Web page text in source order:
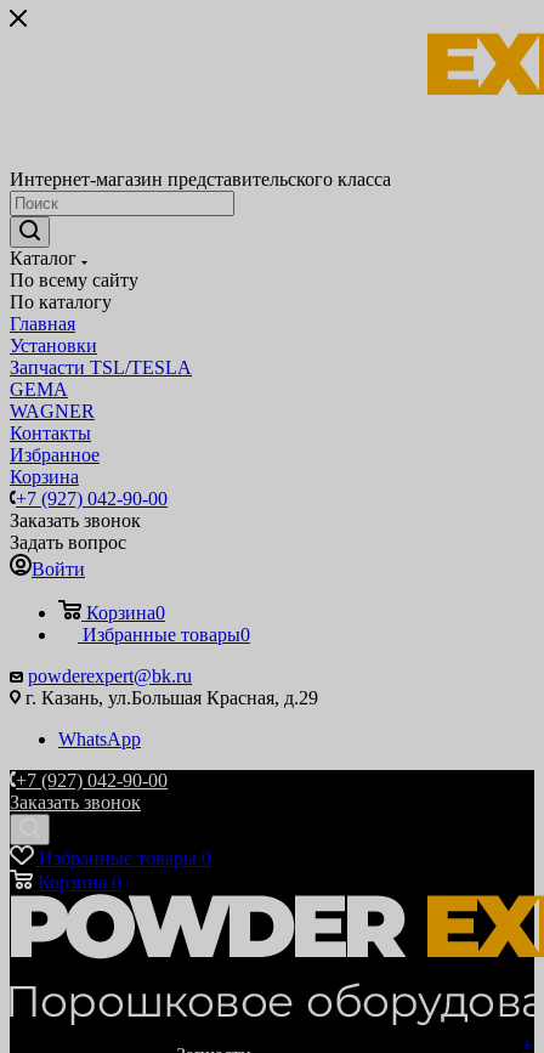
Интернет-магазин представительского класса
Каталог
По всему сайту
По каталогу
Главная
Установки
Запчасти TSL/TESLA
GEMA
WAGNER
Контакты
Избранное
Корзина
+7 (927) 042-90-00
Заказать звонок
Задать вопрос
Войти
Корзина0
Избранные товары0
powderexpert@bk.ru
г. Казань, ул.Большая Красная, д.29
WhatsApp
+7 (927) 042-90-00
Заказать звонок
Избранные товары 0
Корзина 0
+